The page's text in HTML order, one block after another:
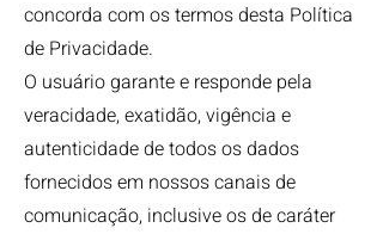
concorda com os termos desta Política
de Privacidade.
O usuário garante e responde pela
veracidade, exatidão, vigência e
autenticidade de todos os dados
fornecidos em nossos canais de
comunicação, inclusive os de caráter